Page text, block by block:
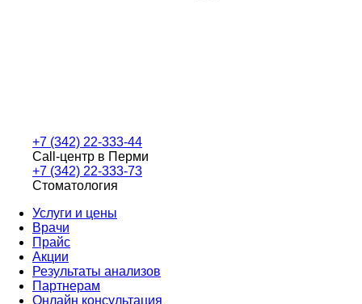
+7 (342) 22-333-44
Call-центр в Перми
+7 (342) 22-333-73
Стоматология
Услуги и цены
Врачи
Прайс
Акции
Результаты анализов
Партнерам
Онлайн консультация